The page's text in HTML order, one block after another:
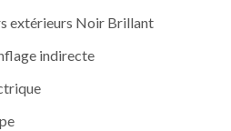
extérieurs Noir Brillant
indirecte